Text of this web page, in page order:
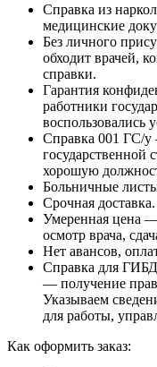
Справка из
медицинские
Без личного
обходит врачей,
справки.
Гарантия
работники
воспользовались
Справка 001 ГС/у
государственной
хорошую
Больничные
Срочная доставка.
Умеренная цена
осмотр врача,
Нет авансов,
Справка для
— получение
Указываем
для работы,
Как оформить заказ: